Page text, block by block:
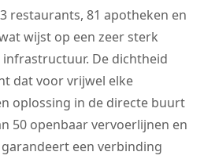
restaurants, 81 apotheken en
wijst op een zeer sterk
De dichtheid
dat voor vrijwel elke
oplossing in de directe buurt
50 openbaar vervoerlijnen en
een verbinding